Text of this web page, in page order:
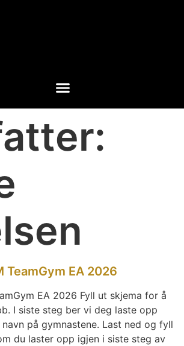
TeamGym EA 2026
EA 2026 Fyll ut skjema for å
I siste steg ber vi deg laste opp
på gymnastene. Last ned og fyll
du laster opp igjen i siste steg av